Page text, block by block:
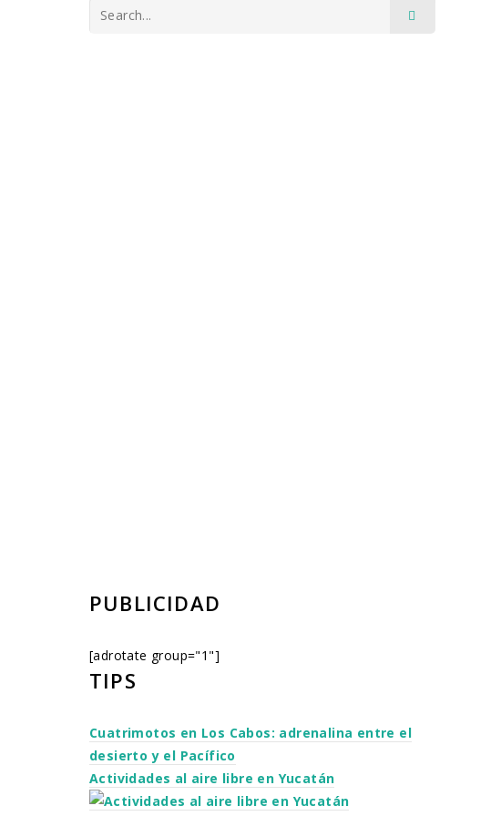
PUBLICIDAD
[adrotate group="1"]
TIPS
Cuatrimotos en Los Cabos: adrenalina entre el
desierto y el Pacífico
Actividades al aire libre en Yucatán